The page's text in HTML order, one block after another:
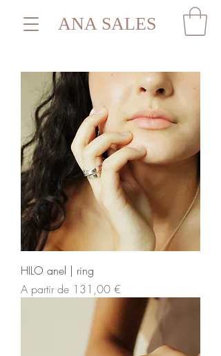
ANA SALES
HILO anel | ring
A partir de 131,00 €
Preço promocional